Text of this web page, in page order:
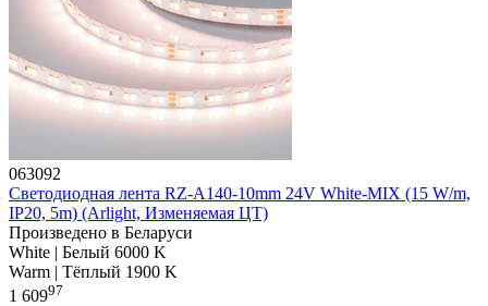
063092
Светодиодная лента RZ-A140-10mm 24V White-MIX (15 W/m,
IP20, 5m) (Arlight, Изменяемая ЦТ)
Произведено в Беларуси
White | Белый 6000 K
Warm | Тёплый 1900 K
1 60997